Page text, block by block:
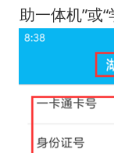
助一体机”或